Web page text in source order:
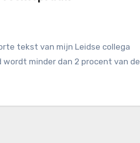
wordt minder dan 2 procent van de